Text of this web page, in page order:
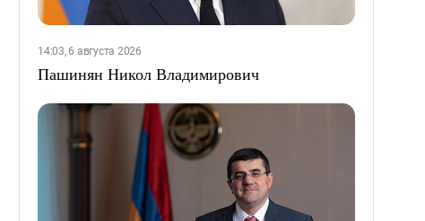
14:03, 6 августа 2026
Пашинян Никол Владимирович